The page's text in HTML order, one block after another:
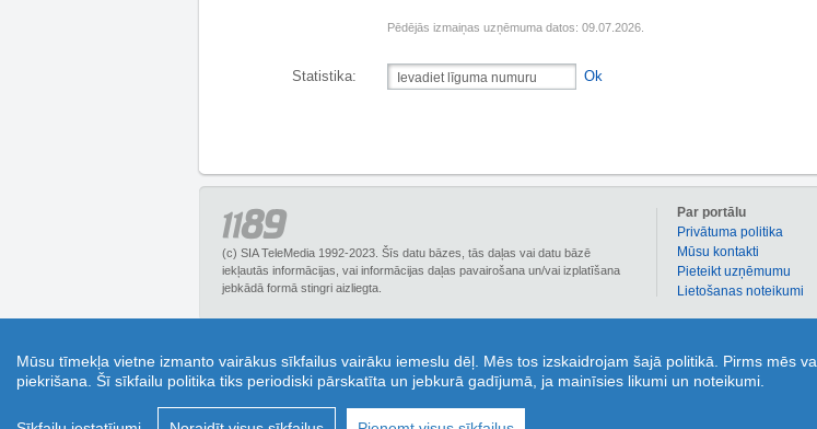
Mūsu tīmekļa vietne izmanto vairākus sīkfailus vairāku iemeslu dēļ. Mēs tos izskaidrojam šajā politikā. Pirms mēs
piekrišana. Šī sīkfailu politika tiks periodiski pārskatīta un jebkurā gadījumā, ja mainīsies likumi un noteikumi.
Pēdējās izmaiņas uzņēmuma datos: 09.07.2026.
Statistika: Ok
(c) SIA TeleMedia 1992-2023. Šīs datu bāzes, tās daļas vai datu bāzē
iekļautās informācijas, vai informācijas daļas pavairošana un/vai izplatīšana
jebkādā formā stingri aizliegta.
Par portālu
Privātuma politika
Mūsu kontakti
Pieteikt uzņēmumu
Lietošanas noteikumi
1189.lv – Biznesa uzziņu portāls, piedāvā plašu informāciju par vairāk nekā 90 000 Latvijas uzņēmumiem.
Tā ir lieliska iespēja ietaupīt un izmantot kuponus individuāli, bez termiņa ierobežojumiem un kolektīvās
jautājumus online režīmā un saņemt padomus un atbildes no portāla lietotājiem un zvanu centra 1189
transporta pieturvietu meklēšanai uz kartes! 1189.lv ir tavs ikdienas